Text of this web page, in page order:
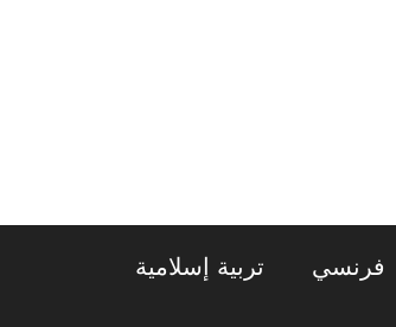
فرنسي تربية إسلامية